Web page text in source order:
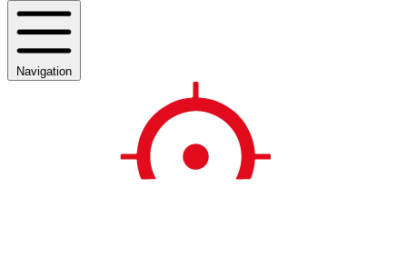
Navigation